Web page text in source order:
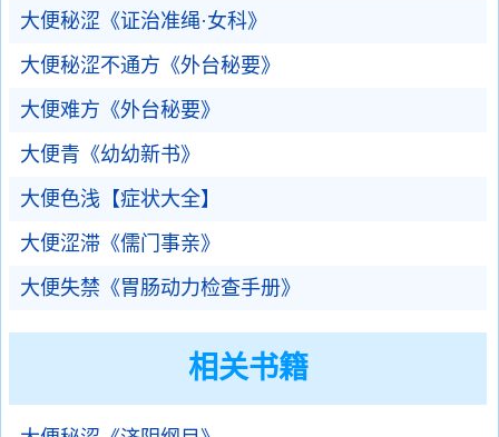
大便秘涩《证治准绳·女科》
大便秘涩不通方《外台秘要》
大便难方《外台秘要》
大便青《幼幼新书》
大便色浅【症状大全】
大便涩滞《儒门事亲》
大便失禁《胃肠动力检查手册》
相关书籍